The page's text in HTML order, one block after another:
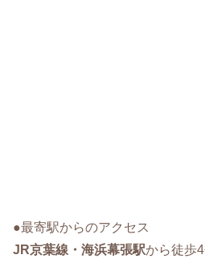
●最寄駅からのアクセス
JR京葉線・海浜幕張駅から徒歩